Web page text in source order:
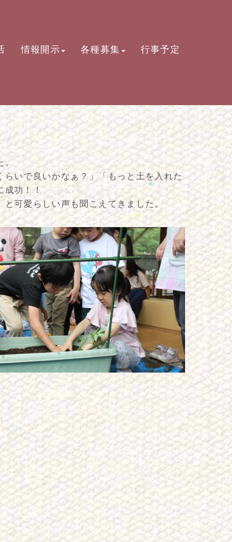
情報開示 各種募集 行事予定
いで良いかなぁ？」「もっと土を入れた
功！！
可愛らしい声も聞こえてきました。